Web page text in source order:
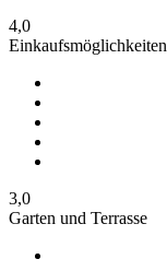
4,0
Einkaufsmöglichkeiten
3,0
Garten und Terrasse